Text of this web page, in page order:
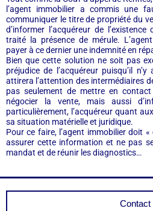
l’agent immobilier a commis une
communiquer le titre de propriété du
d’informer l’acquéreur de
traité la présence de mérule.
payer à ce dernier une indemnité en
Bien que cette solution ne soit pas
préjudice de l’acquéreur puisqu’il
attirera l’attention des intermédiaires
pas seulement de mettre en
négocier la vente, mais aussi
particulièrement, l’acquéreur quant
sa situation matérielle et juridique.
Pour ce faire, l’agent immobilier doit
assurer cette information et ne pas
mandat et de réunir les diagnostics…
Contact